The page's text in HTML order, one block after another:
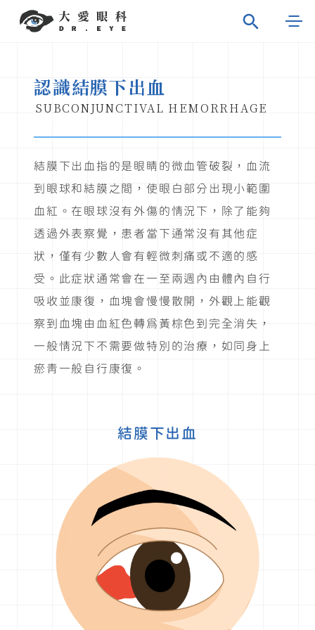
認識結膜下出血
SUBCONJUNCTIVAL HEMORRHAGE
結膜下出血指的是眼睛的微血管破裂，血流
到眼球和結膜之間，使眼白部分出現小範圍
血紅。在眼球沒有外傷的情況下，除了能夠
透過外表察覺，患者當下通常沒有其他症
狀，僅有少數人會有輕微刺痛或不適的感
受。此症狀通常會在一至兩週內由體內自行
吸收並康復，血塊會慢慢散開，外觀上能觀
察到血塊由血紅色轉為黃棕色到完全消失，
一般情況下不需要做特別的治療，如同身上
瘀青一般自行康復。
結膜下出血